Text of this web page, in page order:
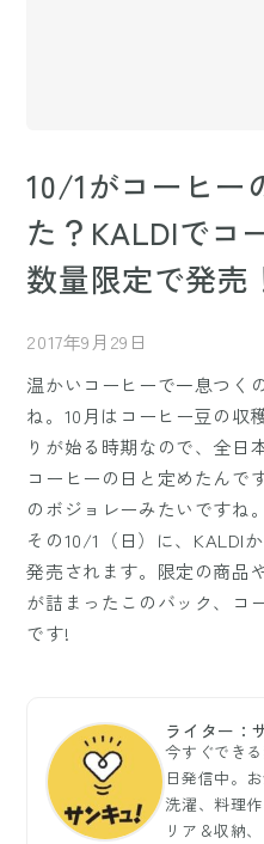
10/1がコーヒー
た？KALDIでコ
数量限定で発売
2017年9月29日
温かいコーヒーで一息つく
ね。10月はコーヒー豆の収
りが始る時期なので、全日
コーヒーの日と定めたんで
のボジョレーみたいですね。
その10/1（日）に、KALDI
発売されます。限定の商品
が詰まったこのバック、コ
です!
ライター：
今すぐでき
日発信中。
洗濯、料理
リア＆収納